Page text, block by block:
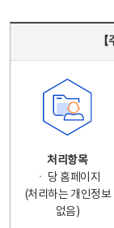
처리항목
ㆍ 당 홈페이지
(처리하는 개인정보
없음)